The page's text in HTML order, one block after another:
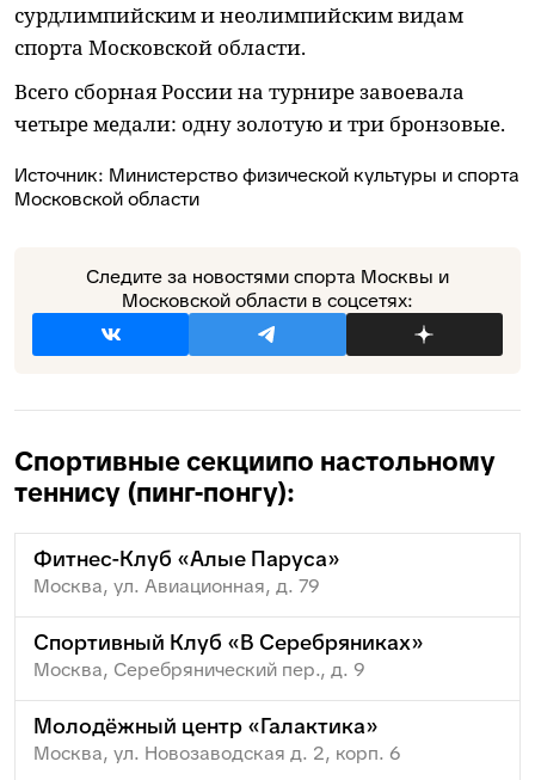
сурдлимпийским и неолимпийским видам
спорта Московской области.
Всего сборная России на турнире завоевала
четыре медали: одну золотую и три бронзовые.
Источник: Министерство физической культуры и спорта
Московской области
Следите за новостями спорта Москвы и
Московской области в соцсетях:
Спортивные секциипо настольному
теннису (пинг-понгу):
Фитнес-Клуб «Алые Паруса»
Москва, ул. Авиационная, д. 79
Спортивный Клуб «В Серебряниках»
Москва, Серебрянический пер., д. 9
Молодёжный центр «Галактика»
Москва, ул. Новозаводская д. 2, корп. 6